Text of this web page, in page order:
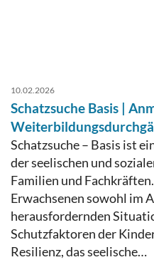
10.02.2026
Schatzsuche Basis |
Schatzsuche – Basis ist
der seelischen und
Familien und
Erwachsenen sowohl im
herausfordernden
Schutzfaktoren der
Resilienz, das seelische…